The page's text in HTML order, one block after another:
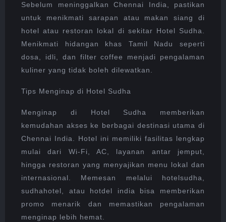
Sebelum meninggalkan Chennai India, pastikan
untuk menikmati sarapan atau makan siang di
hotel atau restoran lokal di sekitar Hotel Sudha.
Menikmati hidangan khas Tamil Nadu seperti
dosa, idli, dan filter coffee menjadi pengalaman
kuliner yang tidak boleh dilewatkan.
Tips Menginap di Hotel Sudha
Menginap di Hotel Sudha memberikan
kemudahan akses ke berbagai destinasi utama di
Chennai India. Hotel ini memiliki fasilitas lengkap
mulai dari Wi-Fi, AC, layanan antar jemput,
hingga restoran yang menyajikan menu lokal dan
internasional. Memesan melalui hotelsudha,
sudhahotel, atau hotdel india bisa memberikan
promo menarik dan memastikan pengalaman
menginap lebih hemat.